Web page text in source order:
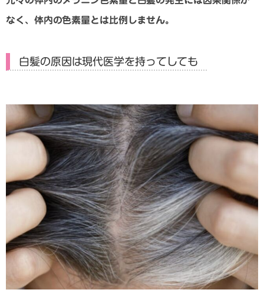
なく、体内の色素量とは比例しません。
白髪の原因は現代医学を持ってしても